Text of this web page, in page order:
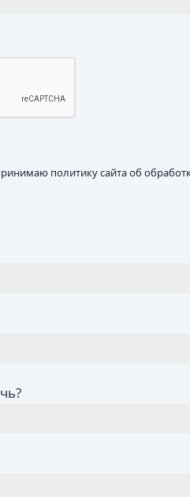
политику сайта об